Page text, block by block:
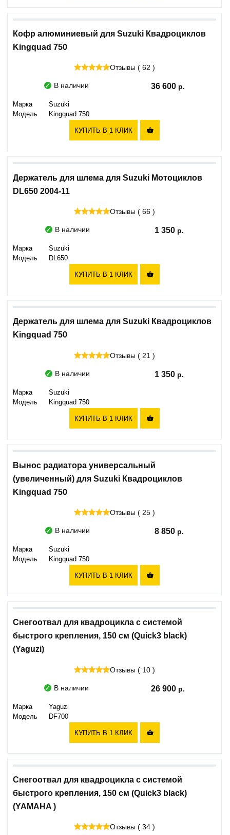
Кофр алюминиевый для Suzuki Квадроциклов
Kingquad 750
Отзывы ( 62 )
В наличии 36 600
Марка
Suzuki
Модель
Kingquad 750
КУПИТЬ В 1 КЛИК 
Держатель для шлема для Suzuki Мотоциклов
DL650 2004-11
Отзывы ( 66 )
В наличии 1 350
Марка
Suzuki
Модель
DL650
КУПИТЬ В 1 КЛИК 
Держатель для шлема для Suzuki Квадроциклов
Kingquad 750
Отзывы ( 21 )
В наличии 1 350
Марка
Suzuki
Модель
Kingquad 750
КУПИТЬ В 1 КЛИК 
Вынос радиатора универсальный
(увеличенный) для Suzuki Квадроциклов
Kingquad 750
Отзывы ( 25 )
В наличии 8 850
Марка
Suzuki
Модель
Kingquad 750
КУПИТЬ В 1 КЛИК 
Снегоотвал для квадроцикла с системой
быстрого крепления, 150 см (Quick3 black)
(Yaguzi)
Отзывы ( 10 )
В наличии 26 900
Марка
Yaguzi
Модель
DF700
КУПИТЬ В 1 КЛИК 
Снегоотвал для квадроцикла с системой
быстрого крепления, 150 см (Quick3 black)
(YAMAHA )
Отзывы ( 34 )